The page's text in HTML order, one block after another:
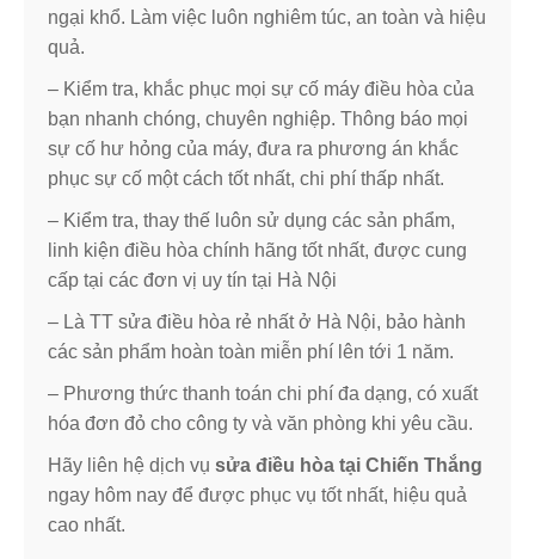
ngại khổ. Làm việc luôn nghiêm túc, an toàn và hiệu
quả.
– Kiểm tra, khắc phục mọi sự cố máy điều hòa của
bạn nhanh chóng, chuyên nghiệp. Thông báo mọi
sự cố hư hỏng của máy, đưa ra phương án khắc
phục sự cố một cách tốt nhất, chi phí thấp nhất.
– Kiểm tra, thay thế luôn sử dụng các sản phẩm,
linh kiện điều hòa chính hãng tốt nhất, được cung
cấp tại các đơn vị uy tín tại Hà Nội
– Là TT sửa điều hòa rẻ nhất ở Hà Nội, bảo hành
các sản phẩm hoàn toàn miễn phí lên tới 1 năm.
– Phương thức thanh toán chi phí đa dạng, có xuất
hóa đơn đỏ cho công ty và văn phòng khi yêu cầu.
Hãy liên hệ dịch vụ sửa điều hòa tại Chiến Thắng
ngay hôm nay để được phục vụ tốt nhất, hiệu quả
cao nhất.